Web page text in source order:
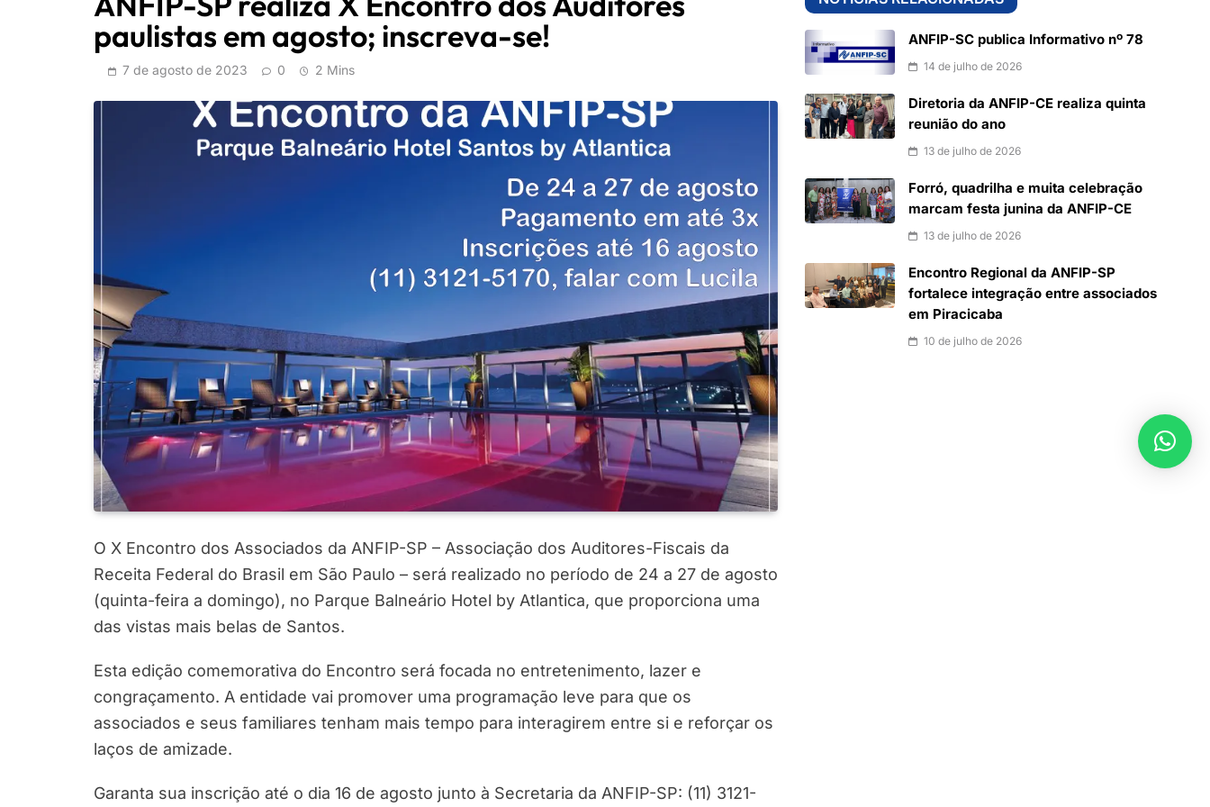
paulistas em agosto; inscreva-se!
7 de agosto de 2023 0 2 Mins
O X Encontro dos Associados da ANFIP-SP – Associação dos Auditores-Fiscais da
Receita Federal do Brasil em São Paulo – será realizado no período de 24 a 27 de agosto
(quinta-feira a domingo), no Parque Balneário Hotel by Atlantica, que proporciona uma
das vistas mais belas de Santos.
Esta edição comemorativa do Encontro será focada no entretenimento, lazer e
congraçamento. A entidade vai promover uma programação leve para que os
associados e seus familiares tenham mais tempo para interagirem entre si e reforçar os
laços de amizade.
Garanta sua inscrição até o dia 16 de agosto junto à Secretaria da ANFIP-SP: (11) 3121-
ANFIP-SC publica Informativo nº 78
14 de julho de 2026
Diretoria da ANFIP-CE realiza quinta
reunião do ano
13 de julho de 2026
Forró, quadrilha e muita celebração
marcam festa junina da ANFIP-CE
13 de julho de 2026
Encontro Regional da ANFIP-SP
fortalece integração entre associados
em Piracicaba
10 de julho de 2026